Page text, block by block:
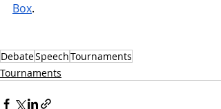
Box.
DebateSpeechTournaments
Tournaments